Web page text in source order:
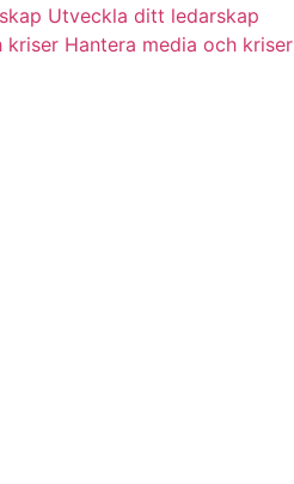
Utveckla ditt ledarskap
Hantera media och kriser